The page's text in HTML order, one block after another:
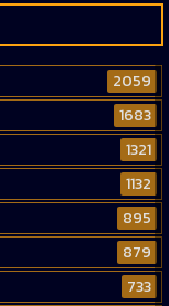
2059
1683
1321
1132
895
879
733